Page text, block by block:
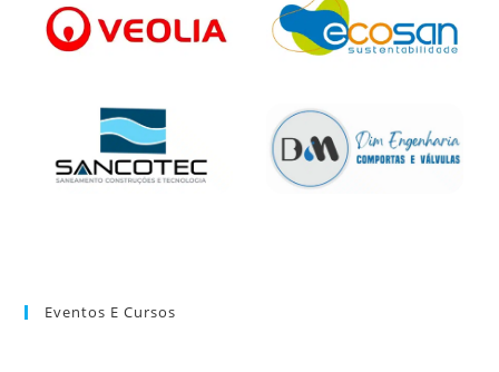
Eventos E Cursos